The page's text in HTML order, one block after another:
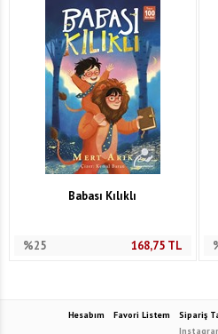
Babası Kılıklı
%25 168,75TL
Hesabım Favori Listem Sipariş